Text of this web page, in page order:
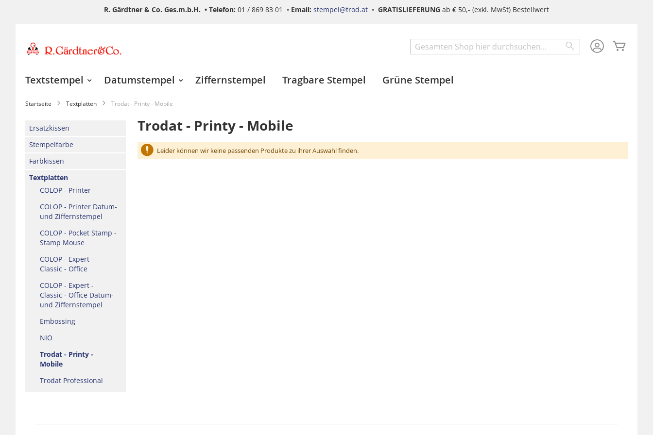
R. Gärdtner & Co. Ges.m.b.H. • Telefon: 01 / 869 83 01 • Email: stempel@trod.at • GRATISLIEFERUNG ab € 50,- (exkl. MwSt) Bestellwert
springen
Search
Textstempel Datumstempel Ziffernstempel Tragbare Stempel Grüne Stempel
Startseite Textplatten Trodat - Printy - Mobile
Trodat - Printy - Mobile
Leider können wir keine passenden Produkte zu ihrer Auswahl finden.
Ersatzkissen
Stempelfarbe
Farbkissen
Textplatten
COLOP - Printer
COLOP - Printer Datum-
und Ziffernstempel
COLOP - Pocket Stamp -
Stamp Mouse
COLOP - Expert -
Classic - Office
COLOP - Expert -
Classic - Office Datum-
und Ziffernstempel
Embossing
NIO
Trodat - Printy -
Mobile
Trodat Professional